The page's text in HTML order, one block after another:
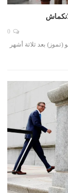
(تموز) بعد ثلاثة أشهر